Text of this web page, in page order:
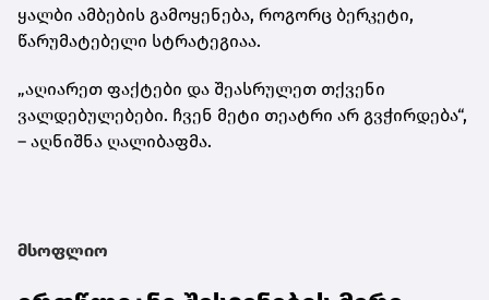
ყალბი ამბების გამოყენება, როგორც ბერკეტი,
წარუმატებელი სტრატეგიაა.
„აღიარეთ ფაქტები და შეასრულეთ თქვენი
ვალდებულებები. ჩვენ მეტი თეატრი არ გვჭირდება“,
– აღნიშნა ღალიბაფმა.
მსოფლიო